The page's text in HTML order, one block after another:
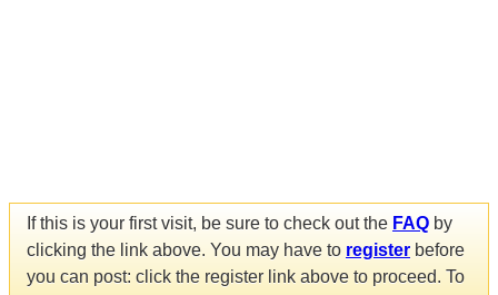
If this is your first visit, be sure to check out the FAQ by
clicking the link above. You may have to register before
you can post: click the register link above to proceed. To